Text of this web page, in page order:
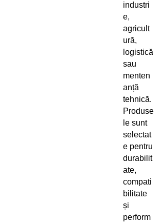
industri
e,
agricult
ură,
logistică
sau
menten
anță
tehnică.
Produse
le sunt
selectat
e pentru
durabilit
ate,
compati
bilitate
și
perform